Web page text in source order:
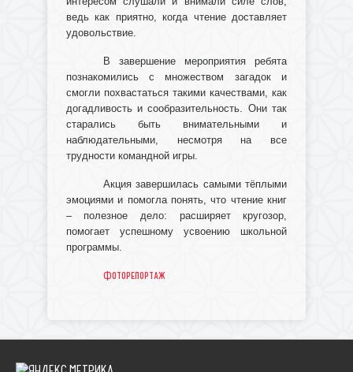
ведь как приятно, когда чтение доставляет
удовольствие.
В завершение мероприятия ребята
познакомились с множеством загадок и
смогли похвастаться такими качествами, как
догадливость и сообразительность. Они так
старались быть внимательными и
наблюдательными, несмотря на все
трудности командной игры.
Акция завершилась самыми тёплыми
эмоциями и помогла понять, что чтение книг
– полезное дело: расширяет кругозор,
помогает успешному усвоению школьной
программы.
Фоторепортаж